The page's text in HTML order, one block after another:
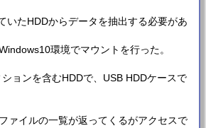
いたHDDからデータを抽出する必要があ
環境でマウントを行った。
ョンを含むHDDで、USB HDDケースで
ァイルの一覧が返ってくるがアクセスで